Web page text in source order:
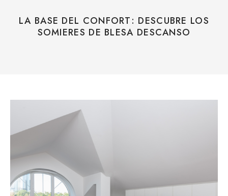
LA BASE DEL CONFORT: DESCUBRE LOS
SOMIERES DE BLESA DESCANSO